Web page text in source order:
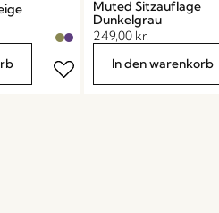
Muted Sitzauflage
Dunkelgrau
249,00 kr.
In den warenkorb